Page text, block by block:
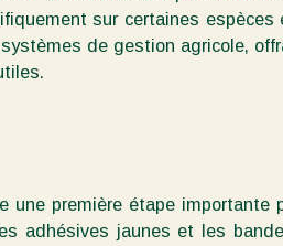
sur certaines
de gestion agricole,
une première étape
adhésives jaunes et les